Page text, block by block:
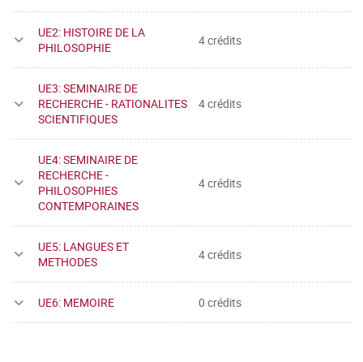
UE2: HISTOIRE DE LA
PHILOSOPHIE
4 crédits
UE3: SEMINAIRE DE
RECHERCHE - RATIONALITES
SCIENTIFIQUES
4 crédits
UE4: SEMINAIRE DE
RECHERCHE -
PHILOSOPHIES
CONTEMPORAINES
4 crédits
UE5: LANGUES ET
METHODES
4 crédits
UE6: MEMOIRE 0 crédits